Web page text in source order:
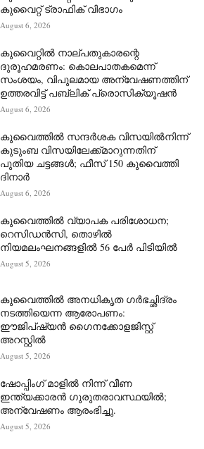
കുവൈറ്റ് ട്രാഫിക് വിഭാഗം
August 6, 2026
കുവൈറ്റിൽ നാല്പതുകാരന്റെ
ദുരൂഹമരണം: കൊലപാതകമെന്ന്
സംശയം, വിപുലമായ അന്വേഷണത്തിന്
ഉത്തരവിട്ട് പബ്ലിക് പ്രൊസിക്യൂഷൻ
August 6, 2026
കുവൈത്തിൽ സന്ദർശക വിസയിൽനിന്ന്
കുടുംബ വിസയിലേക്ക്മാറുന്നതിന്
പുതിയ ചട്ടങ്ങൾ; ഫീസ് 150 കുവൈത്തി
ദിനാർ
August 6, 2026
കുവൈത്തിൽ വ്യാപക പരിശോധന;
റെസിഡൻസി, തൊഴിൽ
നിയമലംഘനങ്ങളിൽ 56 പേർ പിടിയിൽ
August 5, 2026
കുവൈത്തിൽ അനധികൃത ഗർഭച്ഛിദ്രം
നടത്തിയെന്ന ആരോപണം:
ഈജിപ്ഷ്യൻ ഗൈനക്കോളജിസ്റ്റ്
അറസ്റ്റിൽ
August 5, 2026
ഷോപ്പിംഗ് മാളിൽ നിന്ന് വീണ
ഇന്ത്യക്കാരൻ ഗുരുതരാവസ്ഥയിൽ;
അന്വേഷണം ആരംഭിച്ചു.
August 5, 2026